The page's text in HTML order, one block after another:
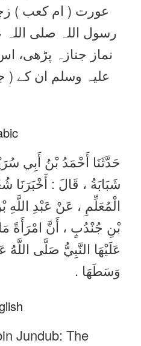
عورت ( ام کعب )
رسول اللہ صلی
نماز جنازہ پڑھی،
علیہ وسلم ان کے
حَدَّثَنَا أَحْمَدُ بْنُ أَبِي
شَبَابَةُ ، قَالَ :
الْمُعَلِّمِ ، عَنْ عَبْدِ
بْنِ جُنْدُبٍ ، أَنَّ
عَلَيْهَا النَّبِيُّ صَلَّى
وَسَطَهَا .
Jundub: The